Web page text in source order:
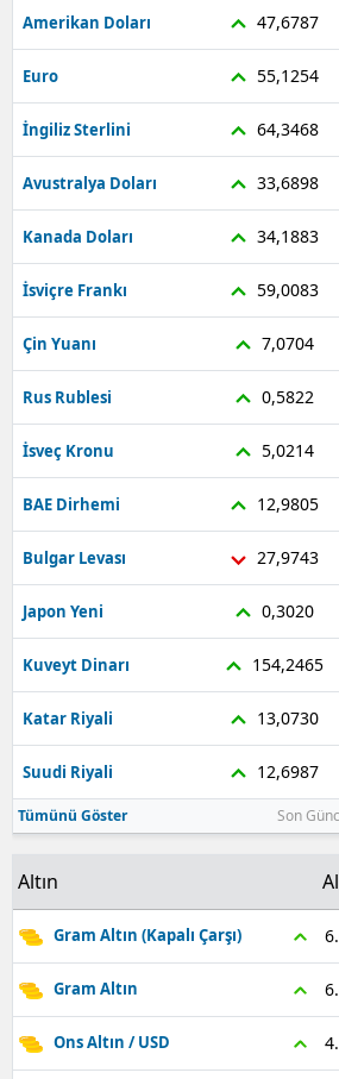
Amerikan Doları 47,6787
Euro 55,1254
İngiliz Sterlini 64,3468
Avustralya Doları 33,6898
Kanada Doları 34,1883
İsviçre Frankı 59,0083
Çin Yuanı 7,0704
Rus Rublesi 0,5822
İsveç Kronu 5,0214
BAE Dirhemi 12,9805
Bulgar Levası 27,9743
Japon Yeni 0,3020
Kuveyt Dinarı 154,2465
Katar Riyali 13,0730
Suudi Riyali 12,6987
Tümünü Göster Son
Altın
Gram Altın (Kapalı Çarşı)
Gram Altın
Ons Altın / USD